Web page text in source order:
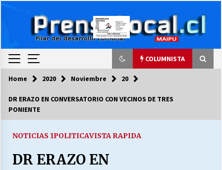
COLUMNISTA
COLUMNISTA
03/08/2026
LA DC POR SIEMPRE.RECORDANDO 69 AÑOS DE
Home 2020 Noviembre 20
DR ERAZO EN CONVERSATORIO CON VECINOS DE TRES
PONIENTE
NOTICIAS 1POLITICAVISTA RAPIDA
DR ERAZO EN